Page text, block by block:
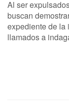
Al ser
buscan
expediente de la
llamados a